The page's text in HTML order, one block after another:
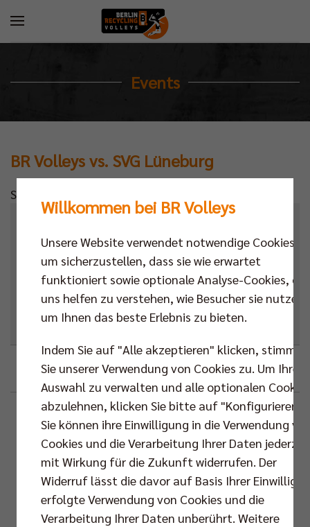
Events
BR Volleys vs. SVG Lüneburg
Standardtext
Datum
Ort
Next Match,Pokal
Google Outlook (.ics)
Beschreibung
VS.
Standortinformationen
Max-Schmeling-
Halle
Karte
Willkommen bei BR Volleys
Unsere Website verwendet notwendige Cookies,
um sicherzustellen, dass sie wie erwartet
funktioniert sowie optionale Analyse-Cookies, die
uns helfen zu verstehen, wie Besucher sie nutzen,
um Ihnen das beste Erlebnis zu bieten.
Indem Sie auf "Alle akzeptieren" klicken, stimmen
Sie unserer Verwendung von Cookies zu. Um Ihre
Auswahl zu verwalten und alle optionalen Cookies
abzulehnen, klicken Sie bitte auf "Konfigurieren".
Sie können ihre Einwilligung in die Verwendung
Cookies und die Verarbeitung Ihrer Daten
mit Wirkung für die Zukunft widerrufen. Der
Widerruf lässt die davor auf Basis Ihrer
erfolgte Verwendung von Cookies und die
Verarbeitung Ihrer Daten unberührt. Weitere